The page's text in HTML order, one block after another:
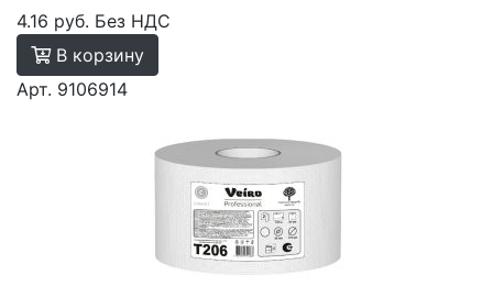
4.16 руб. Без НДС
В корзину
Арт. 9106914